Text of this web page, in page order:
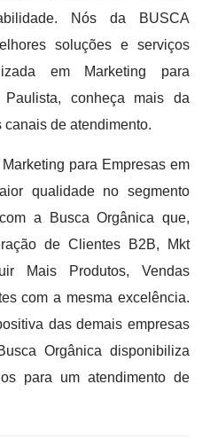
Nós da BUSCA
soluções e serviços
em Marketing para
Paulista, conheça mais da
de atendimento.
para Empresas em
qualidade no segmento
a Busca Orgânica que,
de Clientes B2B, Mkt
Mais Produtos, Vendas
com a mesma excelência.
das demais empresas
Orgânica disponibiliza
para um atendimento de